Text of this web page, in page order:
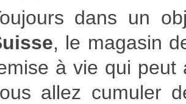
dans un
, le magasin
à vie qui peut
allez cumuler